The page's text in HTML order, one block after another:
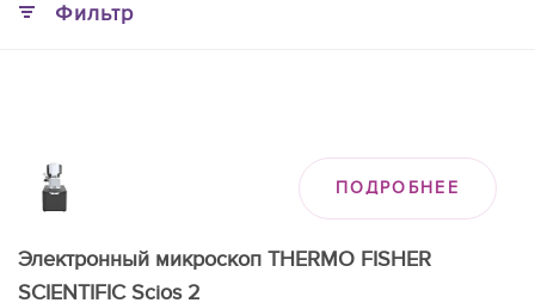
Фильтр
ПОДРОБНЕЕ
Электронный микроскоп THERMO FISHER
SCIENTIFIC Scios 2